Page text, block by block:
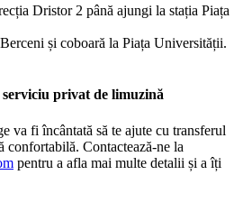
Dristor 2 până ajungi la stația Piața
și coboară la Piața Universității.
privat de limuzină
va fi încântată să te ajute cu transferul
confortabilă. Contactează-ne la
pentru a afla mai multe detalii și a îți